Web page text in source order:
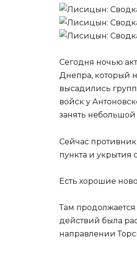
Сегодня ночью
Днепра, который
высадились
войск у
занять
Сейчас
пункта и укрытия
Есть хорошие
Там
действий была
направлении